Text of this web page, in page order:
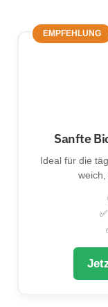
EMPFEHLUNG
Sanfte
Ideal für die